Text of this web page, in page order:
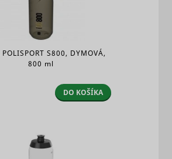
POLISPORT S800, DYMOVÁ,
800 ml
DO KOŠÍKA